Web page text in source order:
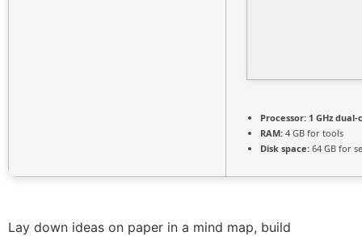
Processor: 1 GHz
RAM: 4 GB for tools
Disk space: 64 GB for
Lay down ideas on paper in a mind map, build